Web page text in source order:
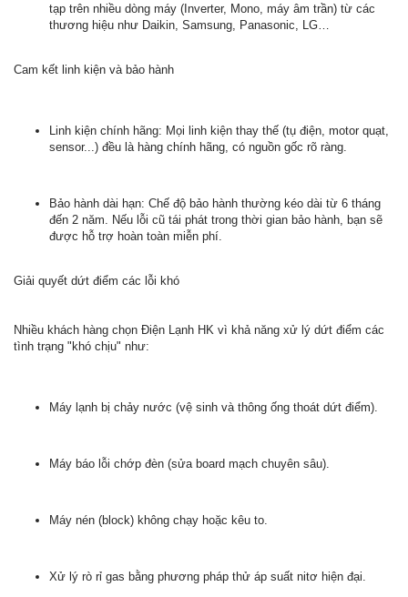
tạp trên nhiều dòng máy (Inverter, Mono, máy âm trần) từ các
thương hiệu như Daikin, Samsung, Panasonic, LG…
Cam kết linh kiện và bảo hành
Linh kiện chính hãng: Mọi linh kiện thay thế (tụ điện, motor quạt,
sensor...) đều là hàng chính hãng, có nguồn gốc rõ ràng.
Bảo hành dài hạn: Chế độ bảo hành thường kéo dài từ 6 tháng
đến 2 năm. Nếu lỗi cũ tái phát trong thời gian bảo hành, bạn sẽ
được hỗ trợ hoàn toàn miễn phí.
Giải quyết dứt điểm các lỗi khó
Nhiều khách hàng chọn Điện Lạnh HK vì khả năng xử lý dứt điểm các
tình trạng "khó chịu" như:
Máy lạnh bị chảy nước (vệ sinh và thông ống thoát dứt điểm).
Máy báo lỗi chớp đèn (sửa board mạch chuyên sâu).
Máy nén (block) không chạy hoặc kêu to.
Xử lý rò rỉ gas bằng phương pháp thử áp suất nitơ hiện đại.